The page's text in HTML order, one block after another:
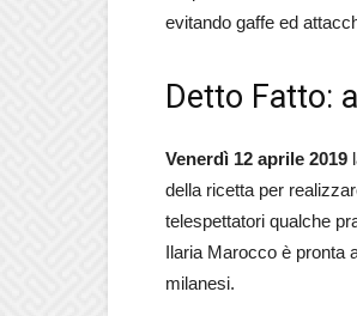
evitando gaffe ed
Detto Fatto:
Venerdì 12 aprile 2019
della ricetta per
telespettatori qualche
Ilaria Marocco è pronta
milanesi.